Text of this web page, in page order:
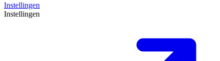
Instellingen
Instellingen